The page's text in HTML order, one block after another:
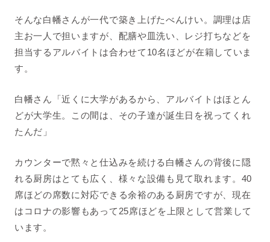
そんな白幡さんが一代で築き上げたべんけい。調理は店
主お一人で担いますが、配膳や皿洗い、レジ打ちなどを
担当するアルバイトは合わせて10名ほどが在籍していま
す。
白幡さん「近くに大学があるから、アルバイトはほとん
どが大学生。この間は、その子達が誕生日を祝ってくれ
たんだ」
カウンターで黙々と仕込みを続ける白幡さんの背後に隠
れる厨房はとても広く、様々な設備も見て取れます。40
席ほどの席数に対応できる余裕のある厨房ですが、現在
はコロナの影響もあって25席ほどを上限として営業して
います。